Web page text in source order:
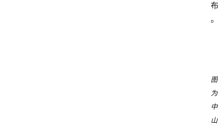
布
。
图
为
中
山